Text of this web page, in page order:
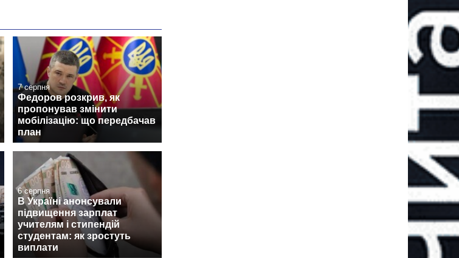
7 серпня
Федоров розкрив, як
пропонував змінити
мобілізацію: що передбачав
план
6 серпня
В Україні анонсували
підвищення зарплат
учителям і стипендій
студентам: як зростуть
виплати